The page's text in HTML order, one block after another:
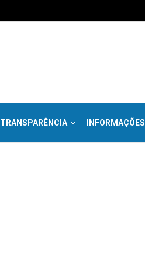
TRANSPARÊNCIA INFORMAÇÕES